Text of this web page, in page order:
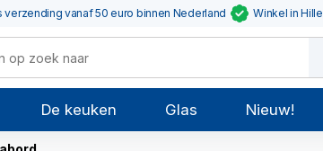
verzending vanaf 50 euro binnen Nederland Winkel in
De keuken Glas Nieuw!